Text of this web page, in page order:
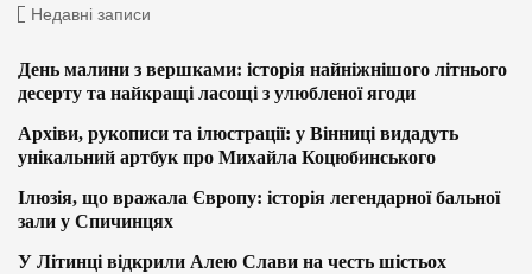
Недавні записи
День малини з вершками: історія найніжнішого літнього
десерту та найкращі ласощі з улюбленої ягоди
Архіви, рукописи та ілюстрації: у Вінниці видадуть
унікальний артбук про Михайла Коцюбинського
Ілюзія, що вражала Європу: історія легендарної бальної
зали у Спичинцях
У Літинці відкрили Алею Слави на честь шістьох